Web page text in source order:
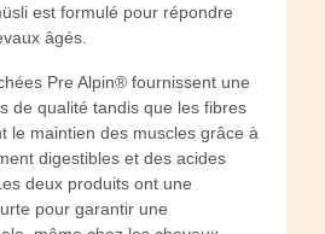
est formulé pour répondre
âgés.
Pre Alpin® fournissent une
de qualité tandis que les fibres
le maintien des muscles grâce à
digestibles et des acides
deux produits ont une
pour garantir une